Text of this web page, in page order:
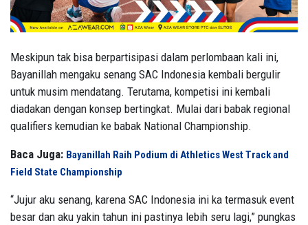
Meskipun tak bisa berpartisipasi dalam perlombaan kali ini,
Bayanillah mengaku senang SAC Indonesia kembali bergulir
untuk musim mendatang. Terutama, kompetisi ini kembali
diadakan dengan konsep bertingkat. Mulai dari babak regional
qualifiers kemudian ke babak National Championship.
Baca Juga: Bayanillah Raih Podium di Athletics West Track and
Field State Championship
“Jujur aku senang, karena SAC Indonesia ini ka termasuk event
besar dan aku yakin tahun ini pastinya lebih seru lagi,” pungkas